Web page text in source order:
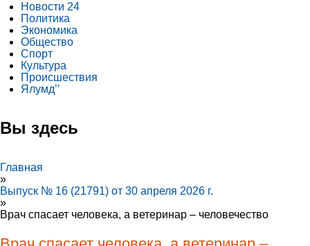
Новости 24
Политика
Экономика
Общество
Спорт
Культура
Происшествия
Ялумд’’
Вы здесь
Главная
»
Выпуск № 16 (21791) от 30 апреля 2026 г.
»
Врач спасает человека, а ветеринар – человечество